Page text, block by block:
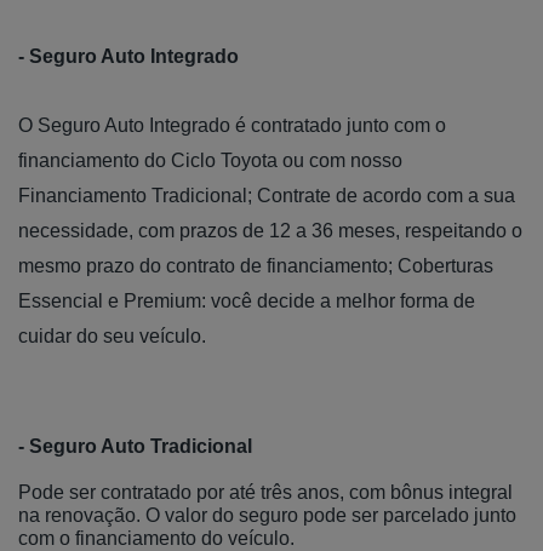
- Seguro Auto Integrado
O Seguro Auto Integrado é contratado junto com o
financiamento do Ciclo Toyota ou com nosso
Financiamento Tradicional; Contrate de acordo com a sua
necessidade, com prazos de 12 a 36 meses, respeitando o
mesmo prazo do contrato de financiamento; Coberturas
Essencial e Premium: você decide a melhor forma de
cuidar do seu veículo.
- Seguro Auto Tradicional
Pode ser contratado por até três anos, com bônus integral
na renovação. O valor do seguro pode ser parcelado junto
com o financiamento do veículo.